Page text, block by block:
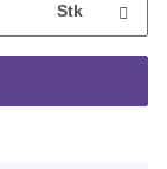
Stk